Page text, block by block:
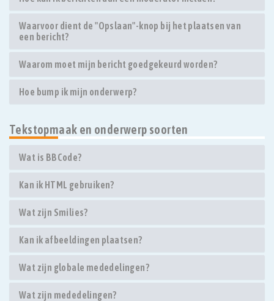
Waarvoor dient de "Opslaan"-knop bij het plaatsen van
een bericht?
Waarom moet mijn bericht goedgekeurd worden?
Hoe bump ik mijn onderwerp?
Tekstopmaak en onderwerp soorten
Wat is BBCode?
Kan ik HTML gebruiken?
Wat zijn Smilies?
Kan ik afbeeldingen plaatsen?
Wat zijn globale mededelingen?
Wat zijn mededelingen?